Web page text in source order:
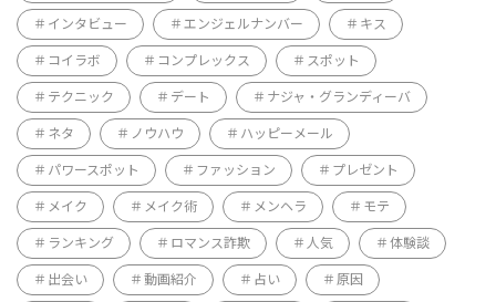
インタビュー エンジェルナンバー キス
コイラボ コンプレックス スポット
テクニック デート ナジャ・グランディーバ
ネタ ノウハウ ハッピーメール
パワースポット ファッション プレゼント
メイク メイク術 メンヘラ モテ
ランキング ロマンス詐欺 人気 体験談
出会い 動画紹介 占い 原因